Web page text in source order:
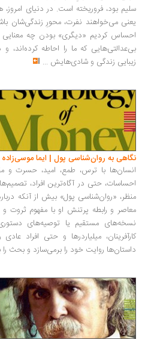
سلیم بود، فروریخته است. در دنیای
یعنی می‌خواهند نفرت، محورِ زندگی‌شان
احساس کردیم «دیگری» بودن چه
بی‌عدالتی‌هایی که ما را احاطه
زیبایی زندگی و شادی‌هایش ...
نگاهی به روان‌شناسی پول | ایما موسی‌زاده
انسان‌ها با ترس، طمع، امید، حسرت و
احساسات، حتی در آگاه‌ترین افراد،
منظر، «روان‌شناسی پول» بیش از آنکه
معاصر و رابطه پرتنش او با مفهوم ثروت و
نسخه‌های مستقیم یا توصیه‌های
کارآفرینان، میلیاردرها و حتی افراد
داستان‌ها روایت خود را برمی‌سازد و بحث